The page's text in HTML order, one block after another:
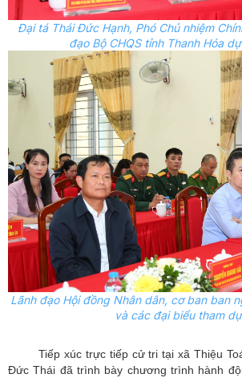
Đại tá Thái Đức Hạnh, Phó Chủ nhiệm
đạo Bộ CHQS tỉnh Thanh Hóa
Lãnh đạo Hội đồng Nhân dân, cơ ban ban
và các đại biểu tham
Tiếp xúc trực tiếp cử tri tại xã Thiệu
Đức Thái đã trình bày chương trình hành